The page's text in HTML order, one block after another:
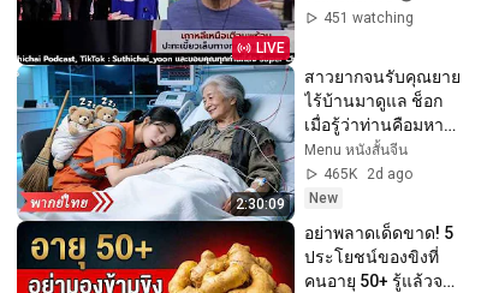
LIVE
69 451 watching
2:30:09
สาวยากจนรับคุณยาย
ไร้บ้านมาดูแล ช็อก
เมื่อรู้ว่าท่านคือมหา
เศรษฐินี ก่อนจับเธอ
แต่งกับ CEO!
Menu หนังสั้นจีน
465K
2d ago
New
อย่าพลาดเด็ดขาด! 5
ประโยชน์ของขิงที่
คนอายุ 50+ รู้แล้วจะ